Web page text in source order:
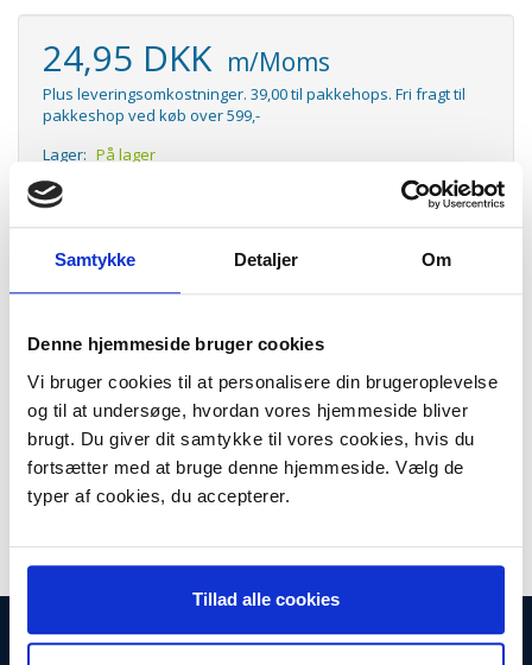
Samtykke Detaljer Om
Denne hjemmeside bruger cookies
Vi bruger cookies til at personalisere din brugeroplevelse
og til at undersøge, hvordan vores hjemmeside bliver
brugt. Du giver dit samtykke til vores cookies, hvis du
fortsætter med at bruge denne hjemmeside. Vælg de
typer af cookies, du accepterer.
Tillad alle cookies
24,95 DKK m/Moms
Plus leveringsomkostninger. 39,00 til pakkehops. Fri fragt til
pakkeshop ved køb over 599,-
Lager: På lager
Antal
Mikrofilter til Krups støvsugere.
poser
Ved støvsugning af særligt fint støv anbefales det at filteret skiftes
oftere.
Hvorfor er det vigtigt at skifte filter?
Det er det for det første fordi det beskytter motoren
For det andet vil et tilstoppet filter reducere sugeevnen.
INFORMATIONER